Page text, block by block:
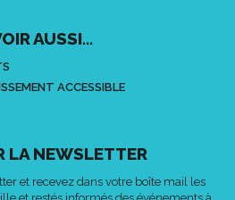
AUSSI...
ACCESSIBLE
LA NEWSLETTER
et recevez dans votre boîte mail les